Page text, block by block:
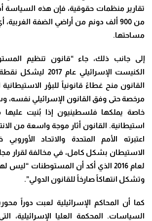
تقارير منظمات حقوقية، فإن هذه السياسة
مساحتها.
إلى جانب ذلك، جاء “قانون تنظيم
الكنيست الإسرائيلي
القانون منح غطاءً قانونياً للبؤر الاستيطانية
مرخصة حتى وفق القانون الإسرائيلي نفسه،
خاصة يملكها فلسطينيون إذا بُنيت
استيطانية. القانون أثار موجة واسعة من
اعتبرته الأمم المتحدة والاتحاد
لعام 2016 الذي أكد أن المستوطنات
وتشكل انتهاكاً صارخاً للقانون الدولي”.
كما أن المحاكم الإسرائيلية لعبت دوراً
السياسات. المحكمة العليا الإسرائيلية،